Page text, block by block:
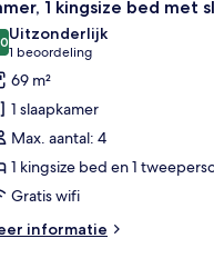
1 kingsize bed met
van 10
Uitzonderlijk
1 beoordeling
(1
beoordeling)
69 m²
1 slaapkamer
Max. aantal: 4
1 kingsize bed en 1
Gratis wifi
informatie